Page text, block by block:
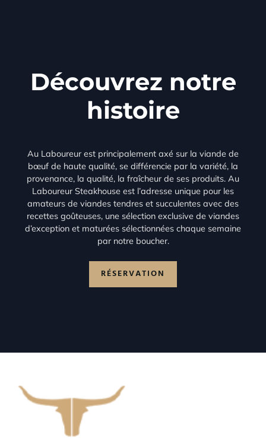
Découvrez notre
histoire
Au Laboureur est principalement axé sur la viande de
bœuf de haute qualité, se différencie par la variété, la
provenance, la qualité, la fraîcheur de ses produits. Au
Laboureur Steakhouse est l’adresse unique pour les
amateurs de viandes tendres et succulentes avec des
recettes goûteuses, une sélection exclusive de viandes
d’exception et maturées sélectionnées chaque semaine
par notre boucher.
RÉSERVATION